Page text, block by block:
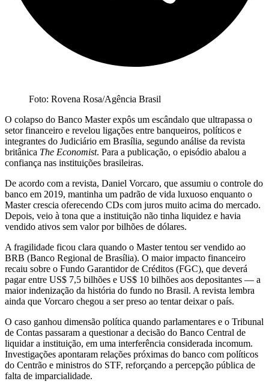
Foto: Rovena Rosa/Agência Brasil
O colapso do Banco Master expôs um escândalo que ultrapassa o
setor financeiro e revelou ligações entre banqueiros, políticos e
integrantes do Judiciário em Brasília, segundo análise da revista
britânica The Economist. Para a publicação, o episódio abalou a
confiança nas instituições brasileiras.
De acordo com a revista, Daniel Vorcaro, que assumiu o controle do
banco em 2019, mantinha um padrão de vida luxuoso enquanto o
Master crescia oferecendo CDs com juros muito acima do mercado.
Depois, veio à tona que a instituição não tinha liquidez e havia
vendido ativos sem valor por bilhões de dólares.
A fragilidade ficou clara quando o Master tentou ser vendido ao
BRB (Banco Regional de Brasília). O maior impacto financeiro
recaiu sobre o Fundo Garantidor de Créditos (FGC), que deverá
pagar entre US$ 7,5 bilhões e US$ 10 bilhões aos depositantes — a
maior indenização da história do fundo no Brasil. A revista lembra
ainda que Vorcaro chegou a ser preso ao tentar deixar o país.
O caso ganhou dimensão política quando parlamentares e o Tribunal
de Contas passaram a questionar a decisão do Banco Central de
liquidar a instituição, em uma interferência considerada incomum.
Investigações apontaram relações próximas do banco com políticos
do Centrão e ministros do STF, reforçando a percepção pública de
falta de imparcialidade.